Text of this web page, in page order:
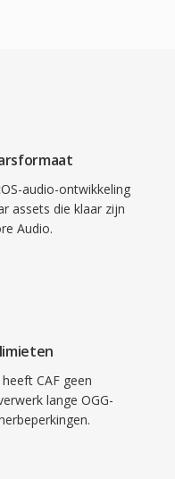
en iOS, wat
in
Pro en Final
die
audio-ontwikkeling
assets die klaar zijn
Audio.
CAF geen
lange OGG-